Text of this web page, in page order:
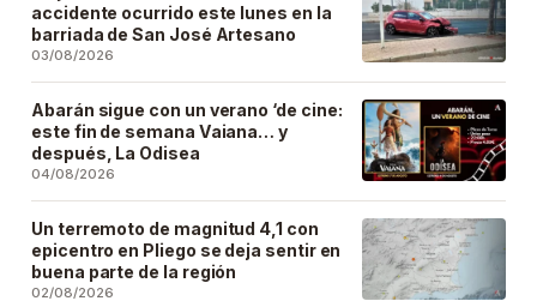
accidente ocurrido este lunes en la
barriada de San José Artesano
03/08/2026
Abarán sigue con un verano ‘de cine:
este fin de semana Vaiana… y
después, La Odisea
04/08/2026
Un terremoto de magnitud 4,1 con
epicentro en Pliego se deja sentir en
buena parte de la región
02/08/2026